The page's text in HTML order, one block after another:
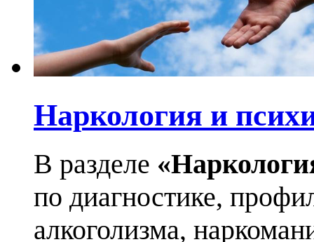
Наркология и
В разделе
по диагностике,
алкоголизма,